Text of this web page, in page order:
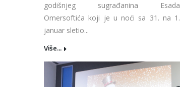
godišnjeg sugrađanina Esada
Omersoftića koji je u noći sa 31. na 1.
januar sletio...
Više...